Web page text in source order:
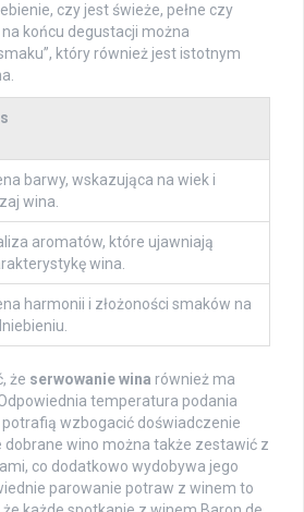
czy jest świeże, pełne czy
końcu degustacji można
który również jest istotnym
barwy, wskazująca na wiek i
wina.
aromatów, które ujawniają
wina.
harmonii i złożoności smaków na
że serwowanie wina również ma
temperatura podania
wzbogacić doświadczenie
dobrane wino można także zestawić z
co dodatkowo wydobywa jego
parowanie potraw z winem to